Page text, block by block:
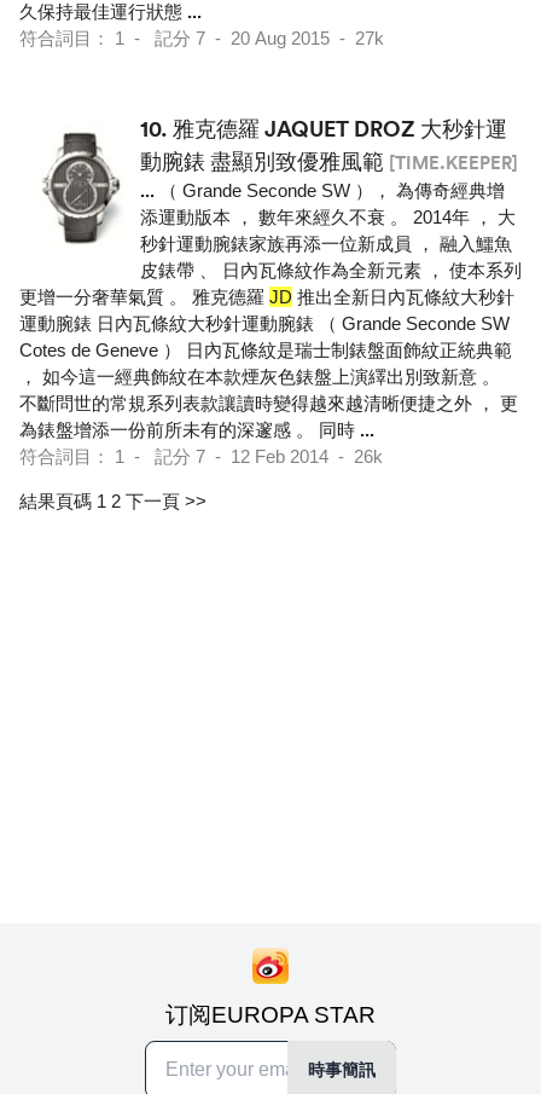
久保持最佳運行狀態 ...
符合詞目： 1 - 記分 7 - 20 Aug 2015 - 27k
10. 雅克德羅 JAQUET DROZ 大秒針運
動腕錶 盡顯別致優雅風範 [TIME.KEEPER]
... （ Grande Seconde SW ）， 為傳奇經典增
添運動版本 ， 數年來經久不衰 。 2014年 ， 大
秒針運動腕錶家族再添一位新成員 ， 融入鱷魚
皮錶帶 、 日內瓦條紋作為全新元素 ， 使本系列
更增一分奢華氣質 。 雅克德羅 JD 推出全新日內瓦條紋大秒針
運動腕錶 日內瓦條紋大秒針運動腕錶 （ Grande Seconde SW
Cotes de Geneve ） 日內瓦條紋是瑞士制錶盤面飾紋正統典範
， 如今這一經典飾紋在本款煙灰色錶盤上演繹出別致新意 。
不斷問世的常規系列表款讓讀時變得越來越清晰便捷之外 ， 更
為錶盤增添一份前所未有的深邃感 。 同時 ...
符合詞目： 1 - 記分 7 - 12 Feb 2014 - 26k
結果頁碼 1 2 下一頁 >>
订阅EUROPA STAR
時事簡訊